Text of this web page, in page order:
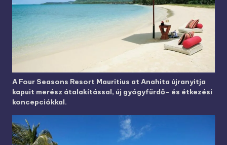
A Four Seasons Resort Mauritius at Anahita újranyitja
kapuit merész átalakítással, új gyógyfürdő- és étkezési
koncepciókkal.